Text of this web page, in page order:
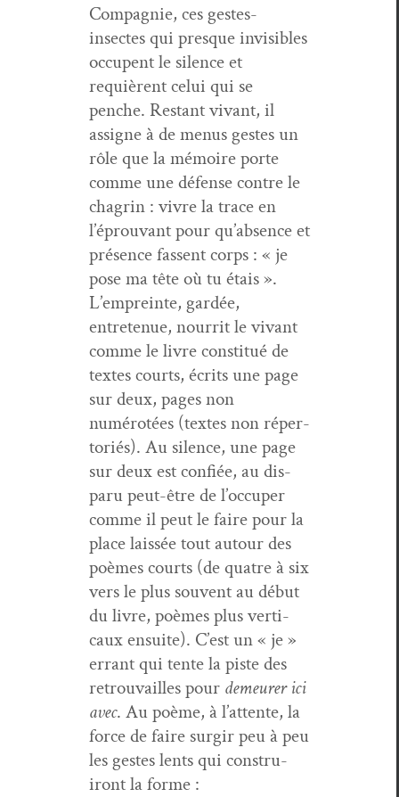
Com­pag­nie, ces gestes-
insectes qui presque invis­i­bles
occu­pent le silence et
requièrent celui qui se
penche. Restant vivant, il
assigne à de menus gestes un
rôle que la mémoire porte
comme une défense con­tre le
cha­grin : vivre la trace en
l’éprouvant pour qu’absence et
présence fassent corps : « je
pose ma tête où tu étais ».
L’empreinte, gardée,
entretenue, nour­rit le vivant
comme le livre con­sti­tué de
textes courts, écrits une page
sur deux, pages non
numérotées (textes non réper­
toriés). Au silence, une page
sur deux est con­fiée, au dis­
paru peut-être de l’occuper
comme il peut le faire pour la
place lais­sée tout autour des
poèmes courts (de qua­tre à six
vers le plus sou­vent au début
du livre, poèmes plus ver­ti­
caux ensuite). C’est un « je »
errant qui tente la piste des
retrou­vailles pour demeur­er ici
avec. Au poème, à l’attente, la
force de faire sur­gir peu à peu
les gestes lents qui con­stru­
iront la forme :